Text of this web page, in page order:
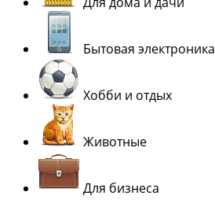
Бытовая электроника
Хобби и отдых
Животные
Для бизнеса